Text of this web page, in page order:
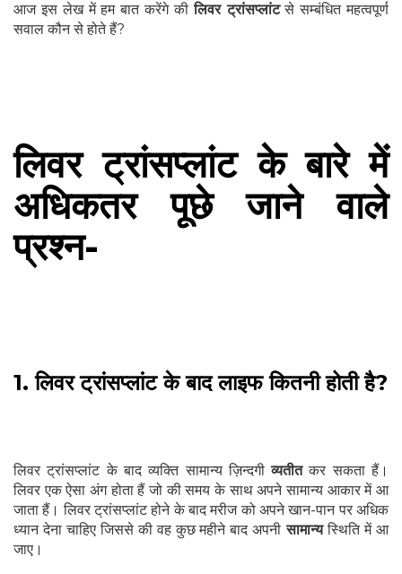
आज इस लेख में हम बात करेंगे कीलिवर ट्रांसप्लांटसे सम्बंधित महत्वपूर्ण
सवाल कौन से होते हैं?
लिवर ट्रांसप्लांट के बारे में
अधिकतर पूछे जाने वाले
प्रश्न-
1. लिवर ट्रांसप्लांट के बाद लाइफ कितनी होती है?
लिवर ट्रांसप्लांट के बाद व्यक्ति सामान्य ज़िन्दगीव्यतीतकर सकता हैं।
लिवर एक ऐसा अंग होता हैं जो की समय के साथ अपने सामान्य आकार में आ
जाता हैं। लिवर ट्रांसप्लांट होने के बाद मरीज को अपने खान-पान पर अधिक
ध्यान देना चाहिए जिससे की वह कुछ महीने बाद अपनी सामान्यस्थिति में आ
जाए।